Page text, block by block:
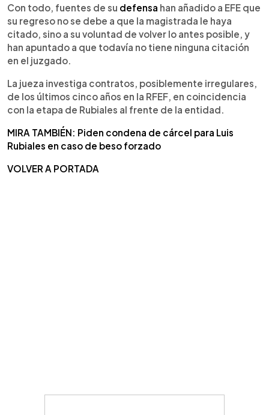
Con todo, fuentes de su defensa han añadido a EFE que
su regreso no se debe a que la magistrada le haya
citado, sino a su voluntad de volver lo antes posible, y
han apuntado a que todavía no tiene ninguna citación
en el juzgado.
La jueza investiga contratos, posiblemente irregulares,
de los últimos cinco años en la RFEF, en coincidencia
con la etapa de Rubiales al frente de la entidad.
MIRA TAMBIÉN: Piden condena de cárcel para Luis
Rubiales en caso de beso forzado
VOLVER A PORTADA